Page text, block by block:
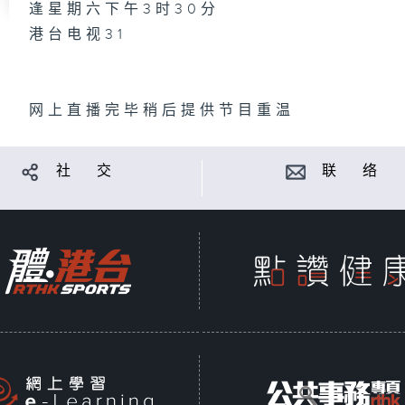
逢星期六下午3时30分
港台电视31
网上直播完毕稍后提供节目重温
社 交 联 络